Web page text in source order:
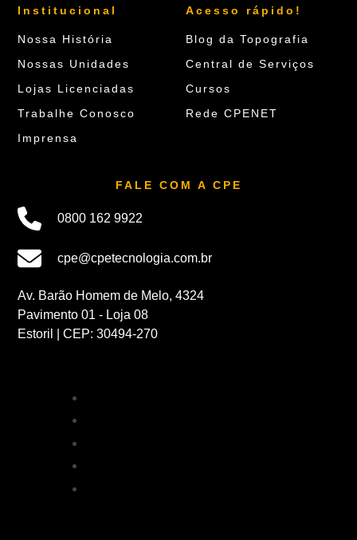
Institucional
Nossa História
Nossas Unidades
Lojas Licenciadas
Trabalhe Conosco
Imprensa
Acesso rápido!
Blog da Topografia
Central de Serviços
Cursos
Rede CPENET
FALE COM A CPE
0800 162 9922
cpe@cpetecnologia.com.br
Av. Barão Homem de Melo, 4324
Pavimento 01 - Loja 08
Estoril | CEP: 30494-270